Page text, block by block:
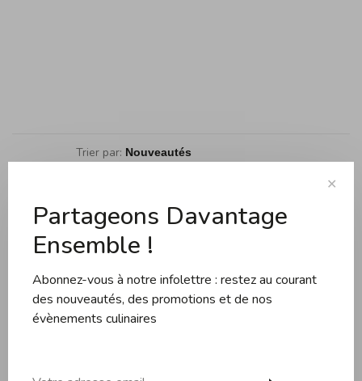
Trier par:
Cuisson
Couteaux et planches
Pâtisserie
✕
Partageons Davantage
Ensemble !
Abonnez-vous à notre infolettre : restez au courant
des nouveautés, des promotions et de nos
évènements culinaires